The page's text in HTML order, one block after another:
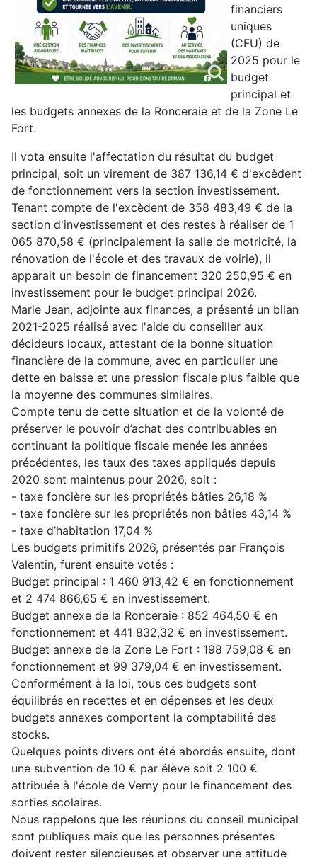
financiers
uniques
(CFU) de
2025 pour le
budget
principal et
les budgets annexes de la Ronceraie et de la Zone Le
Fort.
Il vota ensuite l'affectation du résultat du budget
principal, soit un virement de 387 136,14 € d'excèdent
de fonctionnement vers la section investissement.
Tenant compte de l'excèdent de 358 483,49 € de la
section d'investissement et des restes à réaliser de 1
065 870,58 € (principalement la salle de motricité, la
rénovation de l'école et des travaux de voirie), il
apparait un besoin de financement 320 250,95 € en
investissement pour le budget principal 2026.
Marie Jean, adjointe aux finances, a présenté un bilan
2021-2025 réalisé avec l'aide du conseiller aux
décideurs locaux, attestant de la bonne situation
financière de la commune, avec en particulier une
dette en baisse et une pression fiscale plus faible que
la moyenne des communes similaires.
Compte tenu de cette situation et de la volonté de
préserver le pouvoir d’achat des contribuables en
continuant la politique fiscale menée les années
précédentes, les taux des taxes appliqués depuis
2020 sont maintenus pour 2026, soit :
- taxe foncière sur les propriétés bâties 26,18 %
- taxe foncière sur les propriétés non bâties 43,14 %
- taxe d’habitation 17,04 %
Les budgets primitifs 2026, présentés par François
Valentin, furent ensuite votés :
Budget principal : 1 460 913,42 € en fonctionnement
et 2 474 866,65 € en investissement.
Budget annexe de la Ronceraie : 852 464,50 € en
fonctionnement et 441 832,32 € en investissement.
Budget annexe de la Zone Le Fort : 198 759,08 € en
fonctionnement et 99 379,04 € en investissement.
Conformément à la loi, tous ces budgets sont
équilibrés en recettes et en dépenses et les deux
budgets annexes comportent la comptabilité des
stocks.
Quelques points divers ont été abordés ensuite, dont
une subvention de 10 € par élève soit 2 100 €
attribuée à l'école de Verny pour le financement des
sorties scolaires.
Nous rappelons que les réunions du conseil municipal
sont publiques mais que les personnes présentes
doivent rester silencieuses et observer une attitude